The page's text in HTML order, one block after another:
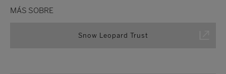
MÁS SOBRE
Snow Leopard Trust